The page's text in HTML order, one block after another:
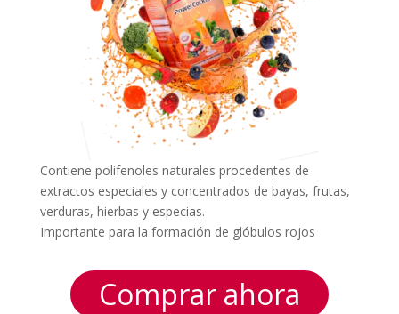
Contiene polifenoles naturales procedentes de
extractos especiales y concentrados de bayas, frutas,
verduras, hierbas y especias.
Importante para la formación de glóbulos rojos
Comprar ahora